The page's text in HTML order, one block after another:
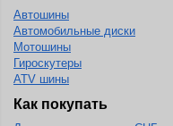
Автошины
Автомобильные диски
Мотошины
Гироскутеры
ATV шины
Как покупать